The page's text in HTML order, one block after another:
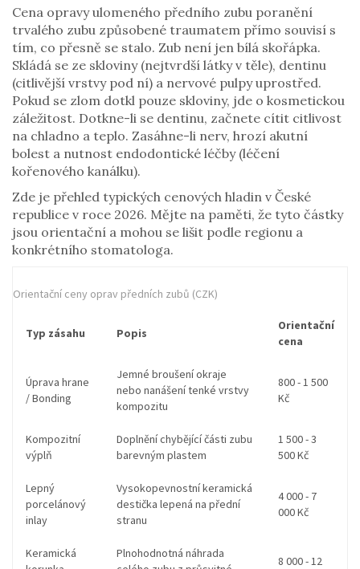
Cena opravyulomeného předního zubu poranění
trvalého zubu způsobené traumatem přímo souvisí s
tím, co přesně se stalo. Zub není jen bílá skořápka.
Skládá se ze skloviny (nejtvrdší látky v těle), dentinu
(citlivější vrstvy pod ní) a nervové pulpy uprostřed.
Pokud se zlom dotkl pouze skloviny, jde o kosmetickou
záležitost. Dotkne-li se dentinu, začnete cítit citlivost
na chladno a teplo. Zasáhne-li nerv, hrozí akutní
bolest a nutnost endodontické léčby (léčení
kořenového kanálku).
Zde je přehled typických cenových hladin v České
republice v roce 2026. Mějte na paměti, že tyto částky
jsou orientační a mohou se lišit podle regionu a
konkrétního stomatologa.
Orientační ceny oprav předních zubů (CZK)
Typ zásahu Popis
Orientační
cena
Úprava hrane
/ Bonding
Jemné broušení okraje
nebo nanášení tenké vrstvy
kompozitu
800 - 1 500
Kč
Kompozitní
výplň
Doplnění chybějící části zubu
barevným plastem
1 500 - 3
500 Kč
Lepný
porcelánový
inlay
Vysokopevnostní keramická
destička lepená na přední
stranu
4 000 - 7
000 Kč
Keramická
Plnohodnotná náhrada
8 000 - 12